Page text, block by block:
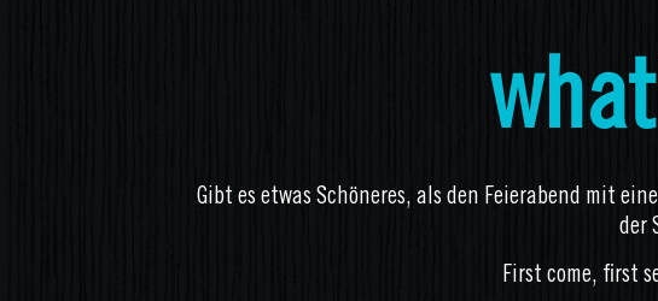
Gibt es etwas Schöneres, als den Feierabend mit
der
First come, first